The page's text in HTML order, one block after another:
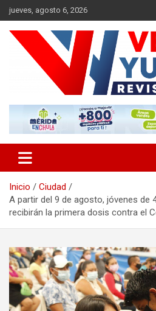
Saltar
al
contenido
jueves, agosto 6, 2026
Vector Yucatán
Inicio
Ciudad
A partir del 9 de agosto, jóvenes de
recibirán la primera dosis contra el